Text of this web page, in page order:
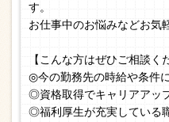
す。
お仕事中のお悩みなどお気
【こんな方はぜひご相談く
◎今の勤務先の時給や条件
◎資格取得でキャリアアッ
◎福利厚生が充実している